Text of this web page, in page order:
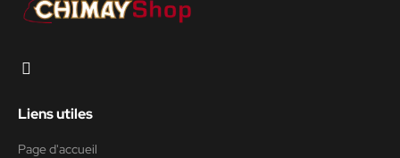
Liens utiles
Page d'accueil